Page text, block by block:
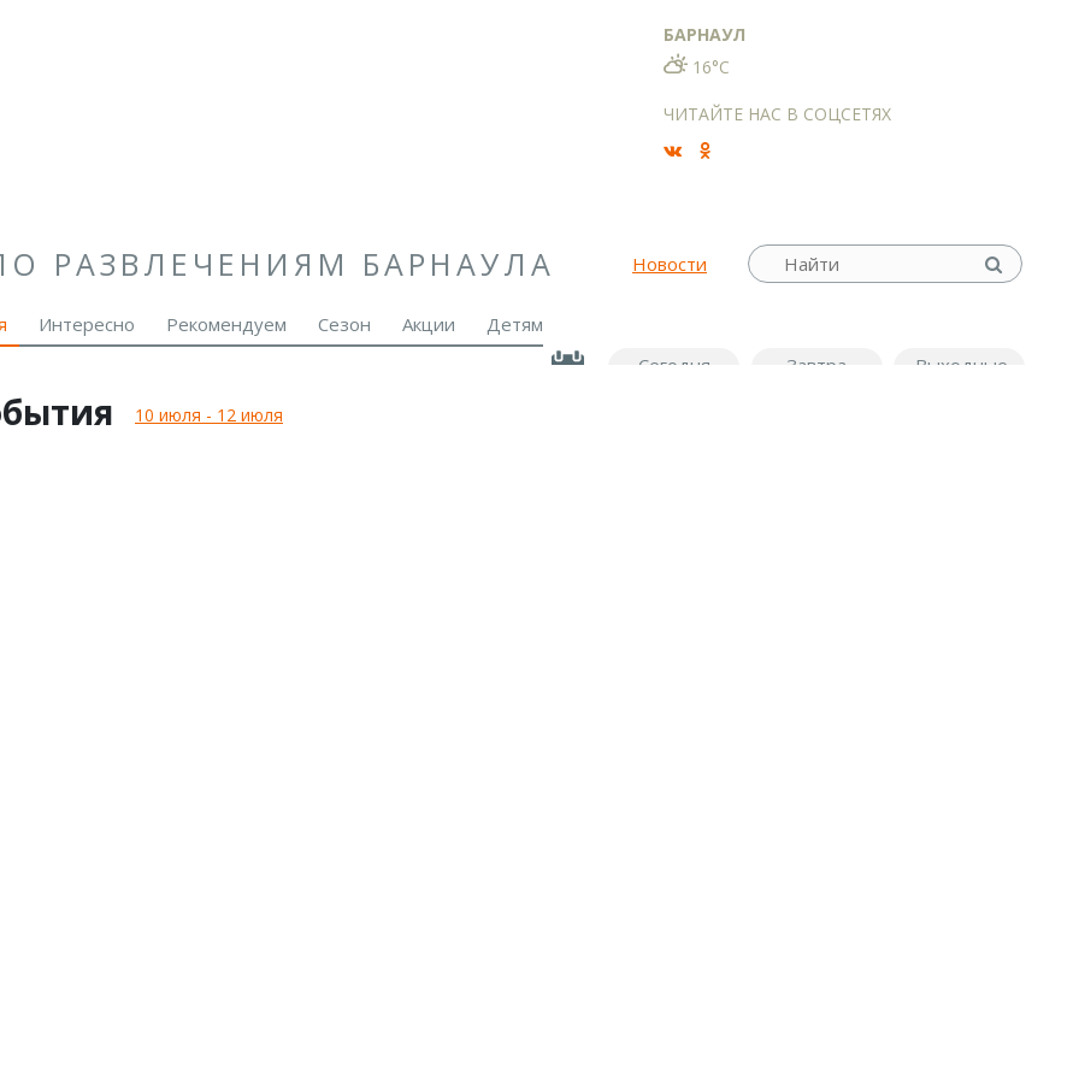
БАРНАУЛ
16°C
ЧИТАЙТЕ НАС В СОЦСЕТЯХ
РАЗВЛЕЧЕНИЯМ БАРНАУЛА Новости
Интересно Рекомендуем Сезон Акции
Детям
Сегодня
Завтра Выходные
10 июля - 12 июля